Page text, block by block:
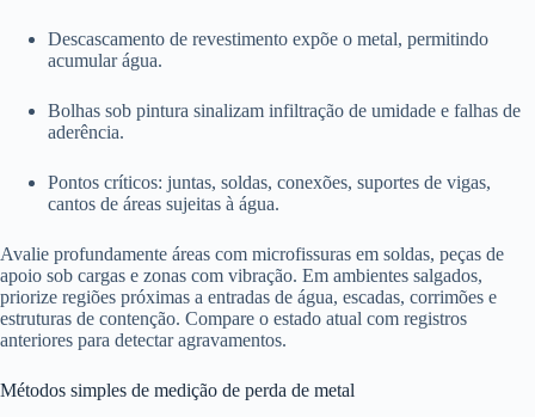
Descascamento de revestimento expõe o metal, permitindo
acumular água.
Bolhas sob pintura sinalizam infiltração de umidade e falhas de
aderência.
Pontos críticos: juntas, soldas, conexões, suportes de vigas,
cantos de áreas sujeitas à água.
Avalie profundamente áreas com microfissuras em soldas, peças de
apoio sob cargas e zonas com vibração. Em ambientes salgados,
priorize regiões próximas a entradas de água, escadas, corrimões e
estruturas de contenção. Compare o estado atual com registros
anteriores para detectar agravamentos.
Métodos simples de medição de perda de metal